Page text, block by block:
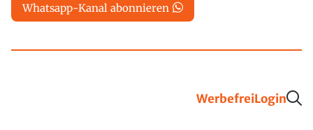
Whatsapp-Kanal abonnieren
WerbefreiLogin